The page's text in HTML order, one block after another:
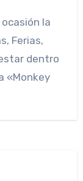
Ferias,
dentro
«Monkey